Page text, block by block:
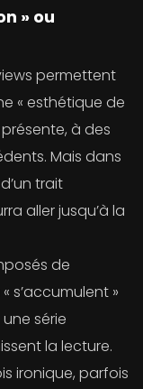
» ou
permettent
« esthétique de
à des
Mais dans
d’un trait
aller jusqu’à la
de
s’accumulent »
série
la lecture.
ironique, parfois